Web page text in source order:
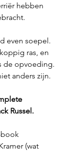
hebben
even soepel.
ras, en
de opvoeding.
anders zijn.
Russel.
(wat